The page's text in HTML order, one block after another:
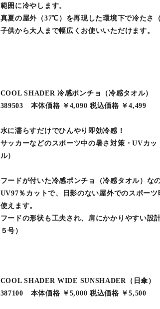
範囲に冷やします。
真夏の屋外（37℃）を再現した環境下で冷たさ
子供から大人まで幅広くお使いいただけます。
COOL SHADER 冷感ポンチョ（冷感タオル）
389503 本体価格 ￥4,090 税込価格 ￥4,499
水に濡らすだけでひんやり即効冷感！
サッカーなどのスポーツ中の暑さ対策・UVカ
ル）
フードが付いた冷感ポンチョ（冷感タオル）な
UV97％カットで、日影のない屋外でのスポー
使えます。
フードの形状も工夫され、肩にかかりやすい設
５号）
COOL SHADER WIDE SUNSHADER（日傘）
387100 本体価格 ￥5,000 税込価格 ￥5,500